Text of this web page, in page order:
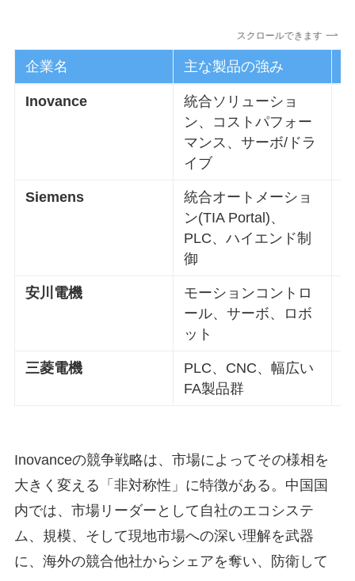
スクロールできます
企業名 主な製品の強み
Inovance
統合ソリューショ
ン、コストパフォー
マンス、サーボ/ドラ
イブ
Siemens
統合オートメーショ
ン(TIA Portal)、
PLC、ハイエンド制
御
安川電機
モーションコントロ
ール、サーボ、ロボ
ット
三菱電機
PLC、CNC、幅広い
FA製品群
Inovanceの競争戦略は、市場によってその様相を
大きく変える「非対称性」に特徴がある。中国国
内では、市場リーダーとして自社のエコシステ
ム、規模、そして現地市場への深い理解を武器
に、海外の競合他社からシェアを奪い、防衛して